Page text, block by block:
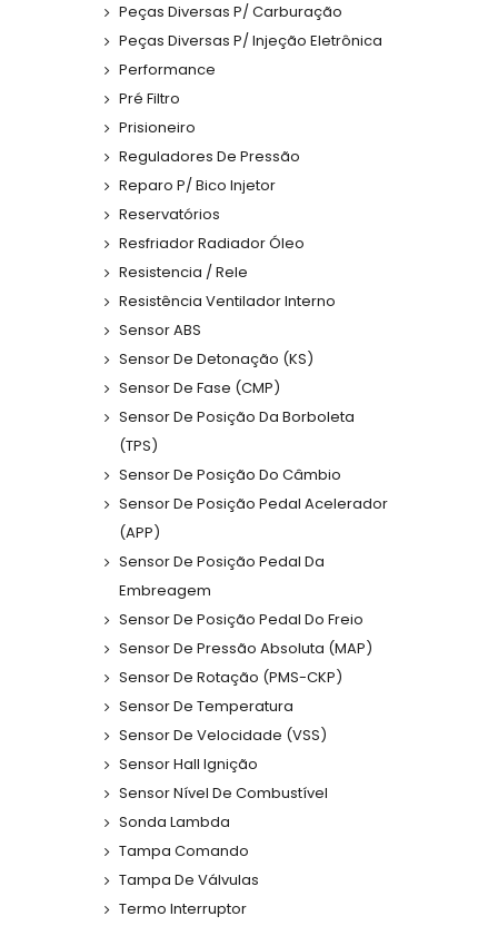
Peças Diversas P/ Carburação
Peças Diversas P/ Injeção Eletrônica
Performance
Pré Filtro
Prisioneiro
Reguladores De Pressão
Reparo P/ Bico Injetor
Reservatórios
Resfriador Radiador Óleo
Resistencia / Rele
Resistência Ventilador Interno
Sensor ABS
Sensor De Detonação (KS)
Sensor De Fase (CMP)
Sensor De Posição Da Borboleta
(TPS)
Sensor De Posição Do Câmbio
Sensor De Posição Pedal Acelerador
(APP)
Sensor De Posição Pedal Da
Embreagem
Sensor De Posição Pedal Do Freio
Sensor De Pressão Absoluta (MAP)
Sensor De Rotação (PMS-CKP)
Sensor De Temperatura
Sensor De Velocidade (VSS)
Sensor Hall Ignição
Sensor Nível De Combustível
Sonda Lambda
Tampa Comando
Tampa De Válvulas
Termo Interruptor